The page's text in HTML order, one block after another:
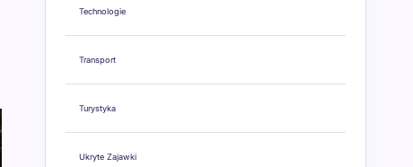
Technologie
Transport
Turystyka
Ukryte Zajawki